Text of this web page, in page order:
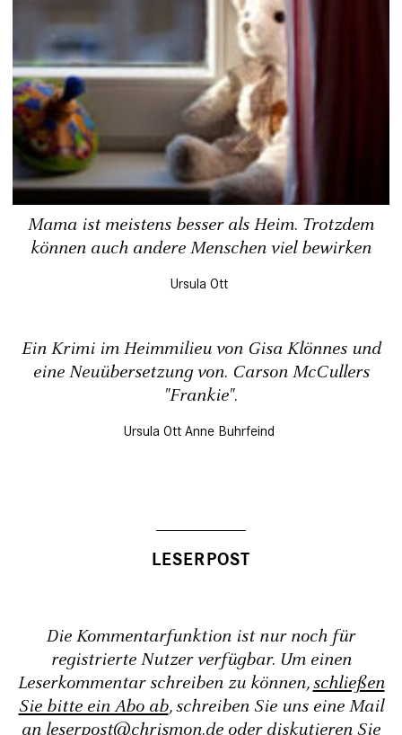
Mama ist meistens besser als Heim. Trotzdem
können auch andere Menschen viel bewirken
Ursula Ott
Ein Krimi im Heimmilieu von Gisa Klönnes und
eine Neuübersetzung von. Carson McCullers
"Frankie".
Ursula Ott Anne Buhrfeind
Die Kommentarfunktion ist nur noch für
registrierte Nutzer verfügbar. Um einen
Leserkommentar schreiben zu können,schließen
Sie bitte ein Abo ab, schreiben Sie uns eine Mail